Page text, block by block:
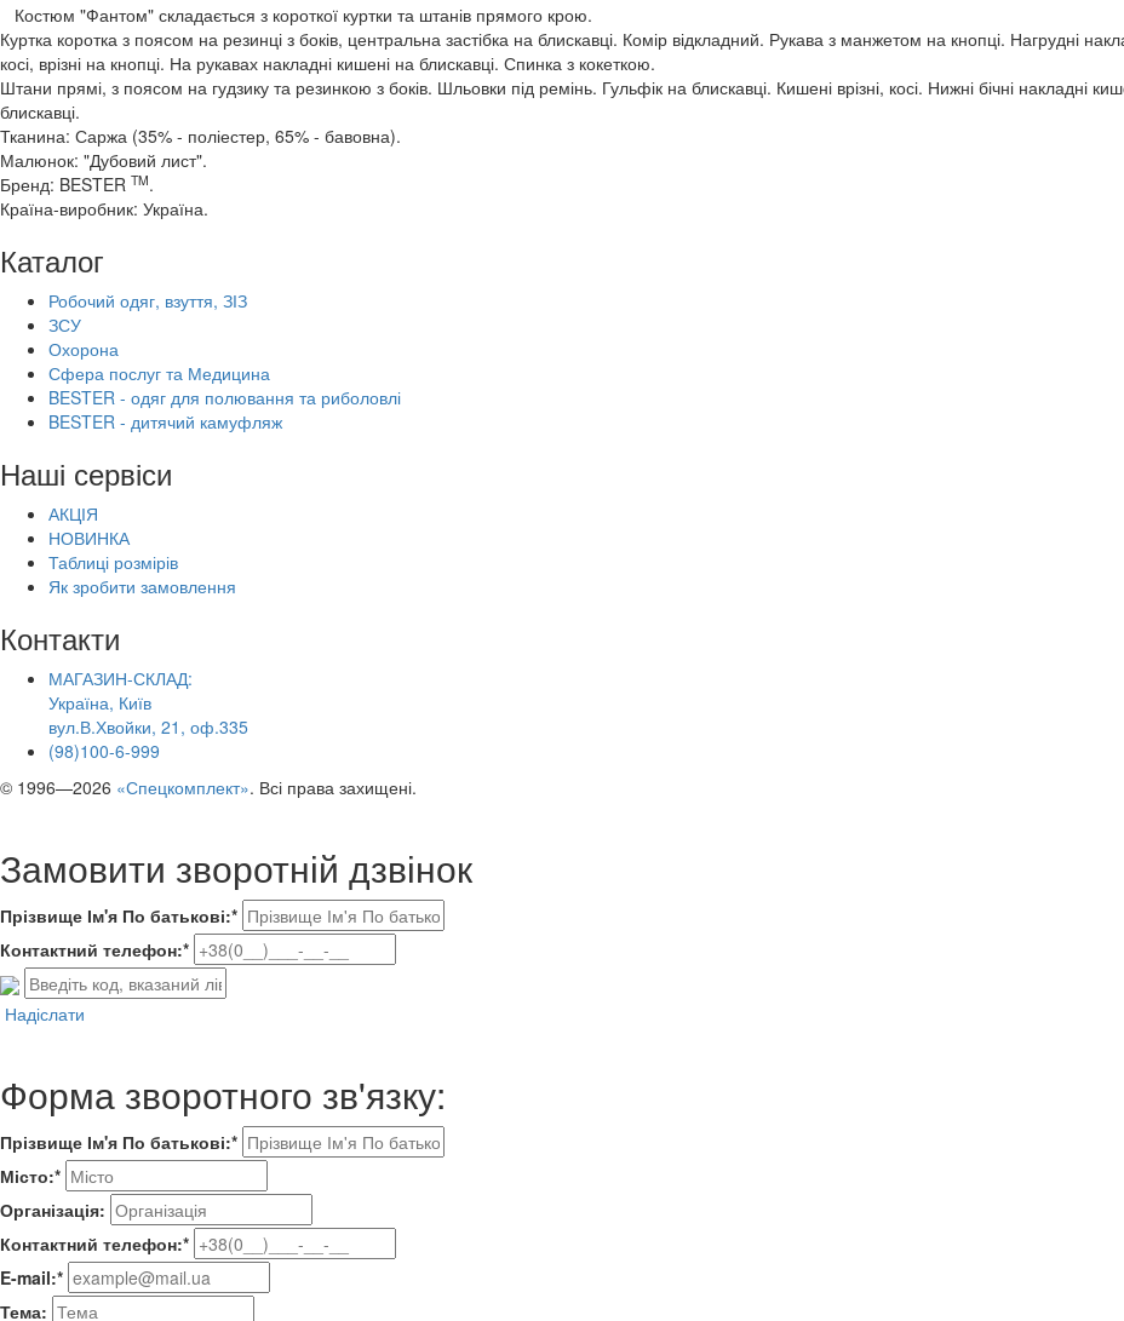
Костюм "Фантом" складається з короткої куртки та штанів прямого крою.
Куртка коротка з поясом на резинці з боків, центральна застібка на блискавці. Комір відкладний. Рукава з манжетом на кнопці. Нагрудні
косі, врізні на кнопці. На рукавах накладні кишені на блискавці. Спинка з кокеткою.
Штани прямі, з поясом на гудзику та резинкою з боків. Шльовки під ремінь. Гульфік на блискавці. Кишені врізні, косі. Нижні бічні накладні
блискавці.
Тканина: Саржа (35% - поліестер, 65% - бавовна).
Малюнок: "Дубовий лист".
Бренд: BESTER TM.
Країна-виробник: Україна.
Каталог
Робочий одяг, взуття, ЗІЗ
ЗСУ
Охорона
Сфера послуг та Медицина
BESTER - одяг для полювання та риболовлі
BESTER - дитячий камуфляж
Наші сервіси
АКЦІЯ
НОВИНКА
Таблиці розмірів
Як зробити замовлення
Контакти
МАГАЗИН-СКЛАД:
Україна, Київ
вул.В.Хвойки, 21, оф.335
(98)100-6-999
© 1996—2026 «Спецкомплект». Всі права захищені.
Замовити зворотній дзвінок
Прізвище Ім'я По батькові:*
Контактний телефон:*
Надіслати
Форма зворотного зв'язку:
Прізвище Ім'я По батькові:*
Місто:*
Організація:
Контактний телефон:*
E-mail:*
Тема: